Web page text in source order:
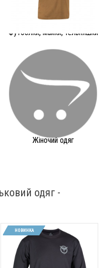
Футболки, майки, тельняшки
Жіночий одяг
одяг -
НОВИНКА